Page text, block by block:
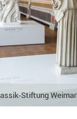
Stiftung Weimar